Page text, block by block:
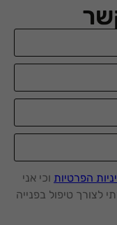
הפרטיות וכי אני
לצורך טיפול בפנייה